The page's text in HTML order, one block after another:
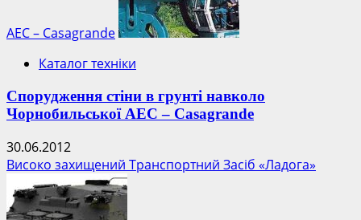
АЕС – Casagrande
Каталог техніки
Спорудження стіни в грунті навколо
Чорнобильської АЕС – Casagrande
30.06.2012
Високо захищений Транспортний Засіб «Ладога»